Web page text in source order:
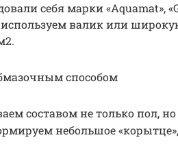
себя марки «Aquamat»,
валик или
способом
составом не только пол,
небольшое